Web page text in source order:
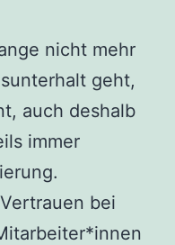
nicht mehr
geht,
auch deshalb
immer
bei